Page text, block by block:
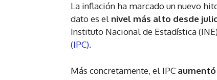
La inflación ha marcado un nuevo
dato es el nivel más alto desde
Instituto Nacional de Estadística
(IPC).
Más concretamente, el IPC